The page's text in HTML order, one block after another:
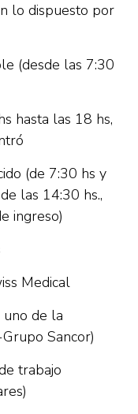
lo dispuesto por
(desde las 7:30
hasta las 18 hs,
(de 7:30 hs y
las 14:30 hs.,
ingreso)
Medical
de la
Sancor)
trabajo